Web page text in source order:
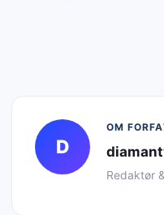
D
OM
Redaktør